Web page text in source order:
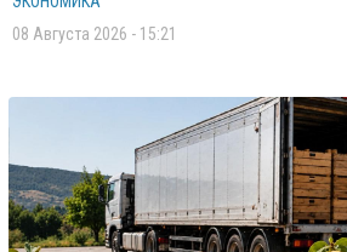
08 Августа 2026 - 15:21